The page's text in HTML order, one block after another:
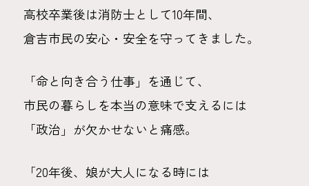
高校卒業後は消防士として10年間、
倉吉市民の安心・安全を守ってきました。
「命と向き合う仕事」を通じて、
市民の暮らしを本当の意味で支えるには
「政治」が欠かせないと痛感。
「20年後、娘が大人になる時には